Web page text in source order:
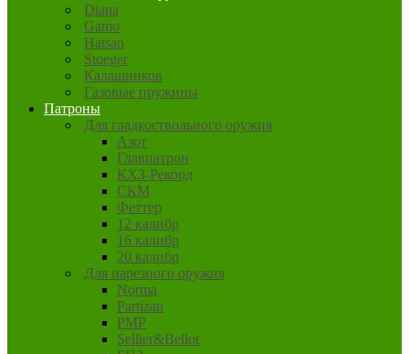
Diana
Gamo
Hatsan
Stoeger
Калашников
Газовые пружины
Патроны
Для гладкоствольного оружия
Азот
Главпатрон
КХЗ-Рекорд
СКМ
Феттер
12 калибр
16 калибр
20 калибр
Для нарезного оружия
Norma
Partizan
PMP
Sellier&Bellot